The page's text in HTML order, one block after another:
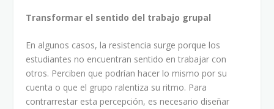
Transformar el sentido del trabajo grupal
En algunos casos, la resistencia surge porque los
estudiantes no encuentran sentido en trabajar con
otros. Perciben que podrían hacer lo mismo por su
cuenta o que el grupo ralentiza su ritmo. Para
contrarrestar esta percepción, es necesario diseñar